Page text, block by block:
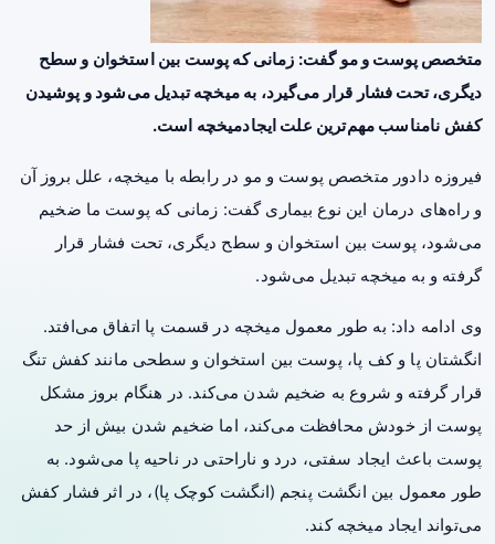
متخصص پوست و مو گفت: زمانی که پوست بین استخوان و سطح
دیگری، تحت فشار قرار می‌گیرد، بهمیخچهتبدیل می‌شود و پوشیدن
کفش نامناسب مهم‌ترین علت ایجادمیخچه است.
فیروزه دادور متخصص پوست و مو در رابطه با میخچه، علل بروز آن
و راه‌های درمان این نوع بیماری گفت: زمانی که پوست ما ضخیم
می‌شود، پوست بین استخوان و سطح دیگری، تحت فشار قرار
گرفته و به میخچه تبدیل می‌شود.
وی ادامه داد: به طور معمول میخچه در قسمت پا اتفاق می‌افتد.
انگشتان پا و کف پا، پوست بین استخوان و سطحی مانند کفش تنگ
قرار گرفته و شروع به ضخیم شدن می‌کند. در هنگام بروز مشکل
پوست از خودش محافظت می‌کند، اما ضخیم شدن بیش از حد
پوست باعث ایجاد سفتی، درد و ناراحتی در ناحیه پا می‌شود. به
طور معمول بین انگشت پنجم (انگشت کوچک پا)، در اثر فشار کفش
می‌تواند ایجاد میخچه کند.